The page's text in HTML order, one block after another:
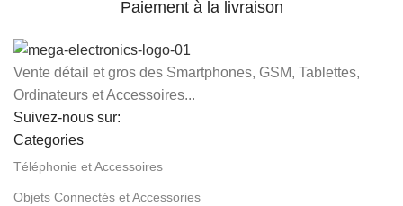
Paiement à la livraison
Vente détail et gros des Smartphones, GSM, Tablettes,
Ordinateurs et Accessoires...
Suivez-nous sur:
Categories
Téléphonie et Accessoires
Objets Connectés et Accessories